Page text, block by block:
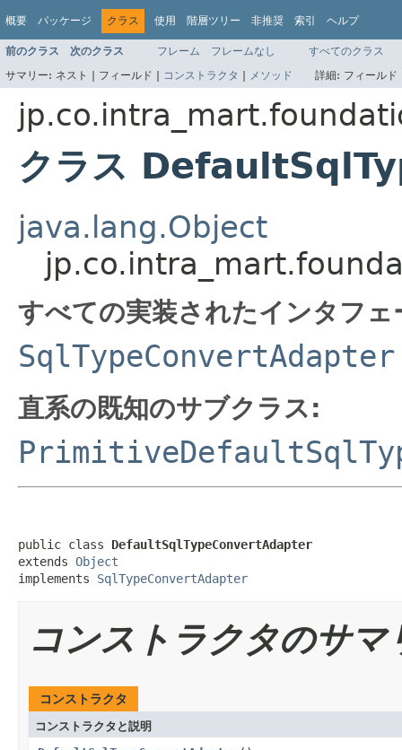
概要 パッケージ クラス 使用 階層ツリー 非推奨 索引 ヘルプ
前のクラス 次のクラス フレーム フレームなし
すべてのクラス
サマリー: ネスト | フィールド | コンストラクタ | メソッド 詳細: フィール
クラス
java.lang.Object
すべての実装されたインタフ
SqlTypeConvertAdapter
直系の既知のサブクラス:
public class DefaultSqlTypeConvertAdapter
extends Object
implements SqlTypeConvertAdapter
コンストラクタのサマ
コンストラクタ
コンストラクタと説明